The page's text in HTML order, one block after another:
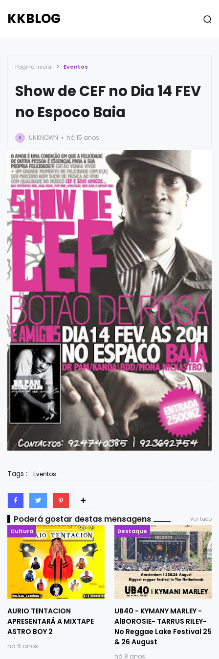
KKBLOG
Página inicial Eventos
Show de CEF no Dia 14 FEV
no Espoco Baia
U UNKNOWN há 15 anos
Tags : Eventos
Poderá gostar destas mensagens Ver tudo
Cultura
AURIO TENTACION
APRESENTARÁ A MIXTAPE
ASTRO BOY 2
há 6 anos
Destaque
UB40 - KYMANY MARLEY -
AlBOROSIE- TARRUS RILEY-
No Reggae Lake Festival 25
& 26 August
há 8 anos